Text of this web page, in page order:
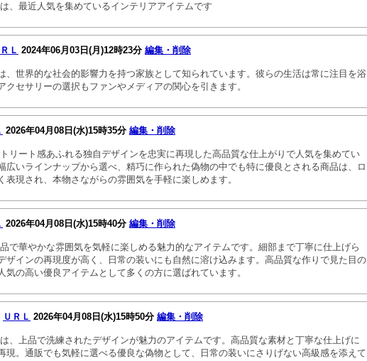
、最近人気を集めているインテリアアイテムです
Ｌ 2024年06月03日(月)12時23分 編集・削除
、世界的な社会的影響力を持つ家族として知られています。彼らの生活は常に注目を浴
クセサリーの選択もファンやメディアの関心を引きます。
2026年04月08日(水)15時35分 編集・削除
リート感あふれる独自デザインを忠実に再現した高品質な仕上がりで人気を集めてい
広いラインナップから選べ、精巧に作られた偽物の中でも特に優良とされる商品は、ロ
表現され、本物さながらの雰囲気を手軽に楽しめます。
2026年04月08日(水)15時40分 編集・削除
で華やかな雰囲気を気軽に楽しめる魅力的なアイテムです。細部まで丁寧に仕上げら
ザインの再現度が高く、日常の装いにも自然に溶け込みます。高品質な作りで見た目の
気の高い優良アイテムとして多くの方に選ばれています。
ＵＲＬ 2026年04月08日(水)15時50分 編集・削除
、上品で洗練されたデザインが魅力のアイテムです。高品質な素材と丁寧な仕上げに
現。通販でも気軽に選べる優良な偽物として、日常の装いにさりげない高級感を添えて